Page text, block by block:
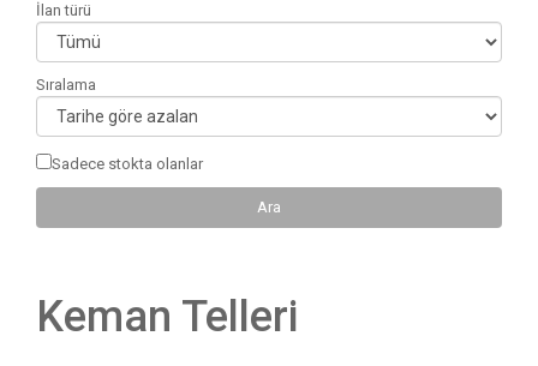
İlan türü
Sıralama
Sadece stokta olanlar
Keman Telleri